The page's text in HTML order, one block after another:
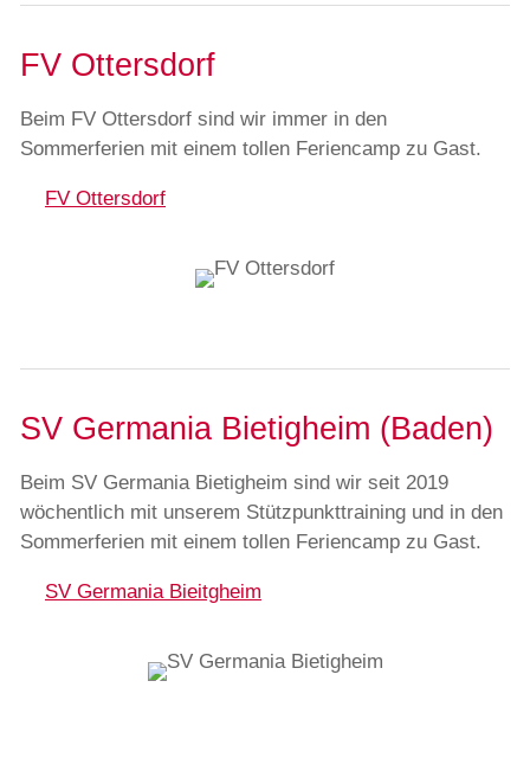
FV Ottersdorf
Beim FV Ottersdorf sind wir immer in den
Sommerferien mit einem tollen Feriencamp zu Gast.
FV Ottersdorf
SV Germania Bietigheim (Baden)
Beim SV Germania Bietigheim sind wir seit 2019
wöchentlich mit unserem Stützpunkttraining und in den
Sommerferien mit einem tollen Feriencamp zu Gast.
SV Germania Bieitgheim